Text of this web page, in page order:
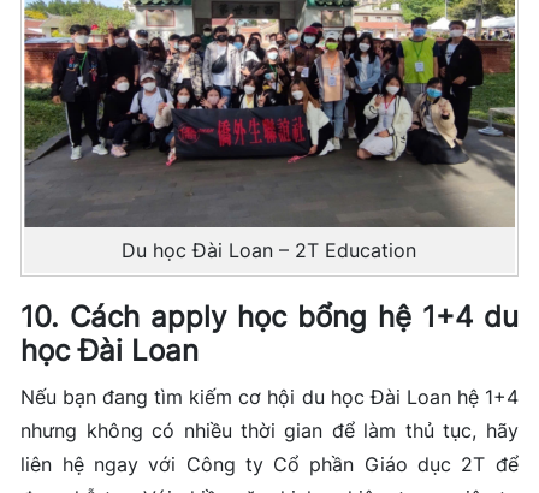
Du học Đài Loan – 2T Education
10. Cách apply học bổng hệ 1+4 du
học Đài Loan
Nếu bạn đang tìm kiếm cơ hội du học Đài Loan hệ 1+4
nhưng không có nhiều thời gian để làm thủ tục, hãy
liên hệ ngay với Công ty Cổ phần Giáo dục 2T để